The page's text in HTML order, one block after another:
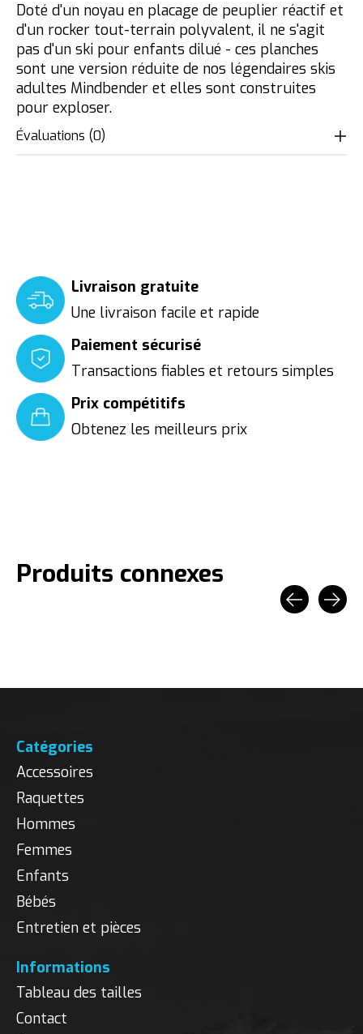
Doté d'un noyau en placage de peuplier réactif et
d'un rocker tout-terrain polyvalent, il ne s'agit
pas d'un ski pour enfants dilué - ces planches
sont une version réduite de nos légendaires skis
adultes Mindbender et elles sont construites
pour exploser.
Évaluations (0)
Livraison gratuite
Une livraison facile et rapide
Paiement sécurisé
Transactions fiables et retours simples
Prix compétitifs
Obtenez les meilleurs prix
Produits connexes
Catégories
Accessoires
Raquettes
Hommes
Femmes
Enfants
Bébés
Entretien et pièces
Informations
Tableau des tailles
Contact